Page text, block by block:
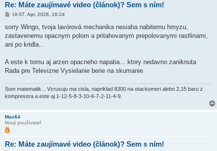
Re: Máte zaujímavé video (článok)? Sem s ním!
P
í
p
e
k
Ut 07. Apr, 2026, 16:24
sorry Wingo, tvoja lavórová mechanika nesiaha nabitemu hmyzu,
zastavenemu opacnym polom a pritahovanym prepolovanymi rastlinami,
ani po kridla...
A este k tomu aj arzen opacneho napatia... ktory nedavno zaniknuta
Rada pre Televizne Vysielanie berie na skumanie.
Som matematik... Vzrusuju ma cisla, napriklad 8300 na otackomeri alebo 2,15 baru z
kompresora a este aj 1-12-5-8-3-10-6-7-2-11-4-9.
Max64
Nový používateľ
Re: Máte zaujímavé video (článok)? Sem s ním!